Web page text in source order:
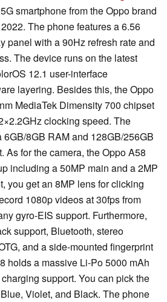
smartphone from the Oppo brand
The phone features a 6.56
panel with a 90Hz refresh rate and
The device runs on the latest
12.1 user-interface
layering. Besides this, the Oppo
MediaTek Dimensity 700 chipset
clocking speed. The
8GB RAM and 128GB/256GB
As for the camera, the Oppo A58
including a 50MP main and a 2MP
you get an 8MP lens for clicking
1080p videos at 30fps from
gyro-EIS support. Furthermore,
support, Bluetooth, stereo
and a side-mounted fingerprint
holds a massive Li-Po 5000 mAh
support. You can pick the
Violet, and Black. The phone